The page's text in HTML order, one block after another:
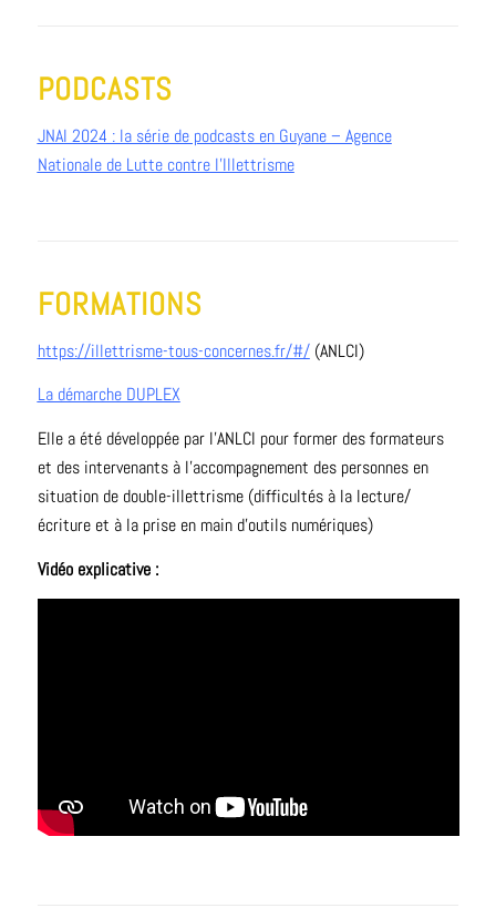
PODCASTS
JNAI 2024 : la série de podcasts en Guyane – Agence
Nationale de Lutte contre l’Illettrisme
FORMATIONS
https://illettrisme-tous-concernes.fr/#/(ANLCI)
La démarche DUPLEX
Elle a été développée par l’ANLCI pour former des formateurs
et des intervenants à l’accompagnement des personnes en
situation de double-illettrisme (difficultés à la lecture/
écriture et à la prise en main d’outils numériques)
Vidéo explicative :